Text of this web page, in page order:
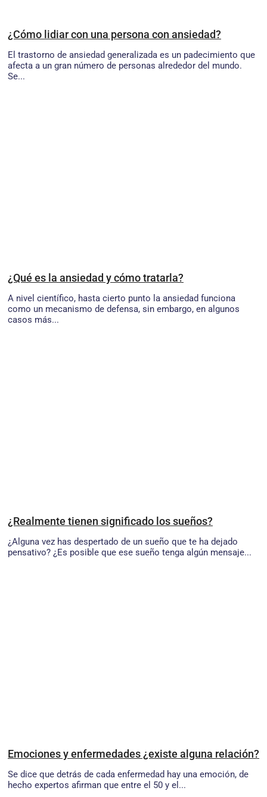
¿Cómo lidiar con una persona con ansiedad?
El trastorno de ansiedad generalizada es un padecimiento que
afecta a un gran número de personas alrededor del mundo.
Se...
¿Qué es la ansiedad y cómo tratarla?
A nivel científico, hasta cierto punto la ansiedad funciona
como un mecanismo de defensa, sin embargo, en algunos
casos más...
¿Realmente tienen significado los sueños?
¿Alguna vez has despertado de un sueño que te ha dejado
pensativo? ¿Es posible que ese sueño tenga algún mensaje...
Emociones y enfermedades ¿existe alguna relación?
Se dice que detrás de cada enfermedad hay una emoción, de
hecho expertos afirman que entre el 50 y el...